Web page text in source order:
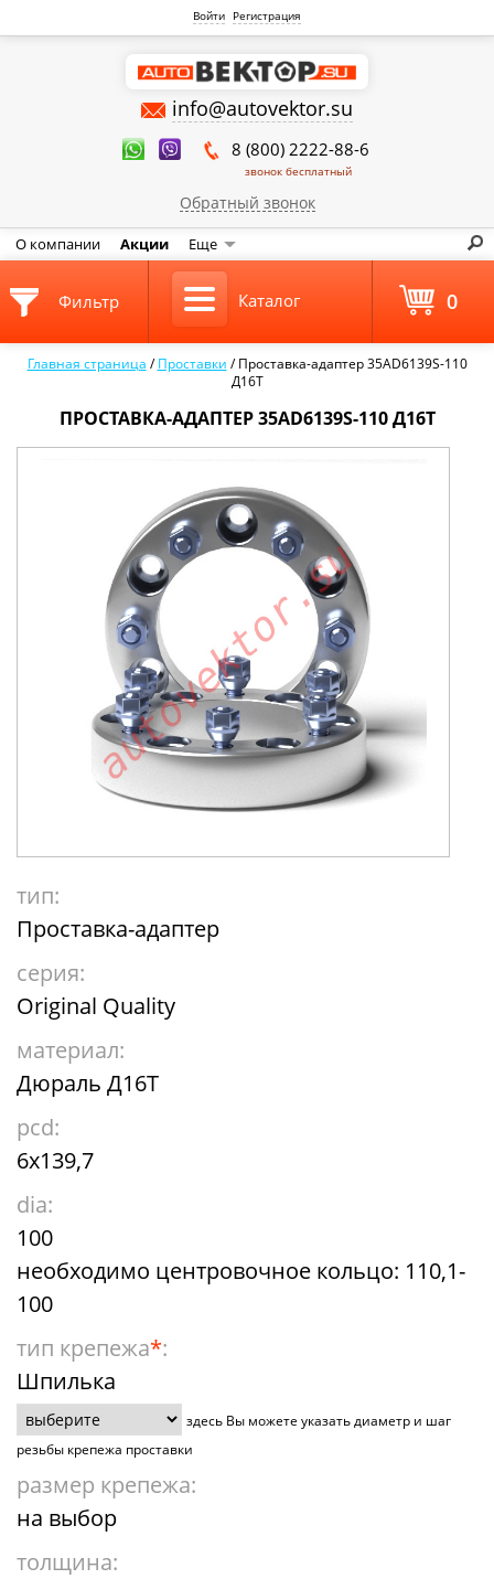
Войти Регистрация
info@autovektor.su
8 (800) 2222-88-6
звонок бесплатный
Обратный звонок
О компании Акции Еще
Главная страница /Проставки /Проставка-адаптер 35AD6139S-110
Д16Т
ПРОСТАВКА-АДАПТЕР 35AD6139S-110 Д16Т
тип:
Проставка-адаптер
серия:
Original Quality
материал:
Дюраль Д16Т
pcd:
6x139,7
dia:
100
необходимо центровочное кольцо: 110,1-
100
тип крепежа*:
Шпилька
здесь Вы можете указать диаметр и шаг
резьбы крепежа проставки
размер крепежа:
на выбор
толщина:
Фильтр Каталог 0